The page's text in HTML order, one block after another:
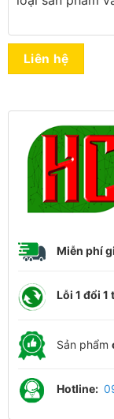
Liên hệ
Miễn phí
Lỗi 1 đổi
Sản phẩm
Hotline: